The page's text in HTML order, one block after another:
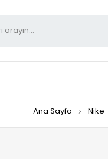
Ana Sayfa Nike